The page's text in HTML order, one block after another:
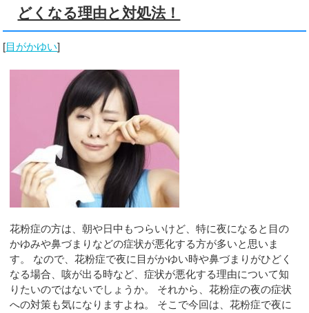
どくなる理由と対処法！
[目がかゆい]
花粉症の方は、朝や日中もつらいけど、特に夜になると目の
かゆみや鼻づまりなどの症状が悪化する方が多いと思いま
す。 なので、花粉症で夜に目がかゆい時や鼻づまりがひどく
なる場合、咳が出る時など、症状が悪化する理由について知
りたいのではないでしょうか。 それから、花粉症の夜の症状
への対策も気になりますよね。 そこで今回は、花粉症で夜に